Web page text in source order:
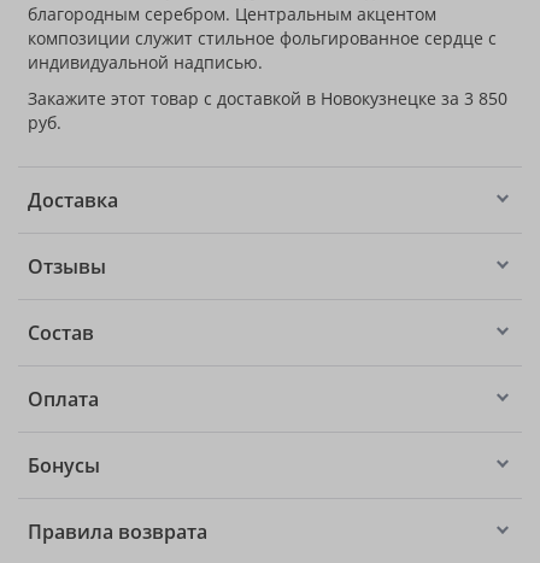
благородным серебром. Центральным акцентом
композиции служит стильное фольгированное сердце с
индивидуальной надписью.
Закажите этот товар с доставкой в Новокузнецке за 3 850
руб.
Доставка
Отзывы
Состав
Оплата
Бонусы
Правила возврата